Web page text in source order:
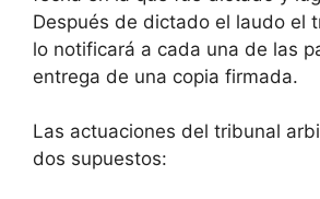
Después de dictado el laudo el
lo notificará a cada una de las
entrega de una copia firmada.
Las actuaciones del tribunal
dos supuestos: